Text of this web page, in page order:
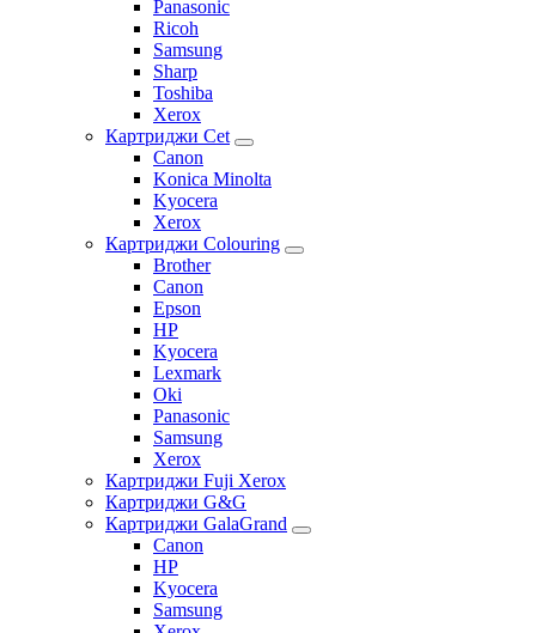
Panasonic
Ricoh
Samsung
Sharp
Toshiba
Xerox
Картриджи Cet
Canon
Konica Minolta
Kyocera
Xerox
Картриджи Colouring
Brother
Canon
Epson
HP
Kyocera
Lexmark
Oki
Panasonic
Samsung
Xerox
Картриджи Fuji Xerox
Картриджи G&G
Картриджи GalaGrand
Canon
HP
Kyocera
Samsung